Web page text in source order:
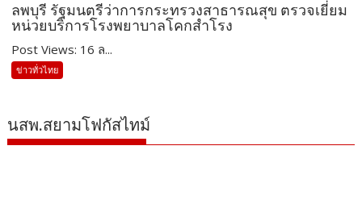
ลพบุรี รัฐมนตรีว่าการกระทรวงสาธารณสุข ตรวจเยี่ยม
หน่วยบริการโรงพยาบาลโคกสำโรง
Post Views: 16 ล...
ข่าวทั่วไทย
นสพ.สยามโฟกัสไทม์